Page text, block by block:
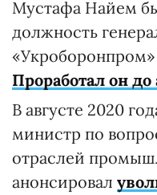
Мустафа Найем
должность
«Укроборонпром»
Проработал он до
В августе 2020
министр по
отраслей
анонсировал